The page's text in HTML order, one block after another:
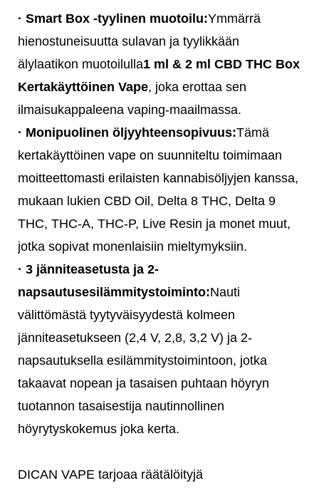
· Smart Box -tyylinen muotoilu:Ymmärrä
hienostuneisuutta sulavan ja tyylikkään
älylaatikon muotoilulla1 ml & 2 ml CBD THC Box
Kertakäyttöinen Vape, joka erottaa sen
ilmaisukappaleena vaping-maailmassa.
· Monipuolinen öljyyhteensopivuus:Tämä
kertakäyttöinen vape on suunniteltu toimimaan
moitteettomasti erilaisten kannabisöljyjen kanssa,
mukaan lukien CBD Oil, Delta 8 THC, Delta 9
THC, THC-A, THC-P, Live Resin ja monet muut,
jotka sopivat monenlaisiin mieltymyksiin.
· 3 jänniteasetusta ja 2-
napsautusesilämmitystoiminto:Nauti
välittömästä tyytyväisyydestä kolmeen
jänniteasetukseen (2,4 V, 2,8, 3,2 V) ja 2-
napsautuksella esilämmitystoimintoon, jotka
takaavat nopean ja tasaisen puhtaan höyryn
tuotannon tasaisestija nautinnollinen
höyrytyskokemus joka kerta.
DICAN VAPE tarjoaa räätälöityjä